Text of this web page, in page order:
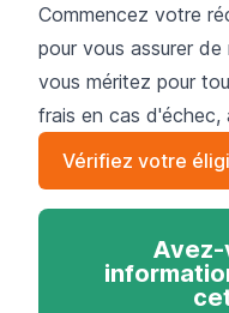
Commencez votre
pour vous assurer
vous méritez pour
frais en cas d'échec,
Vérifiez votre
Avez-